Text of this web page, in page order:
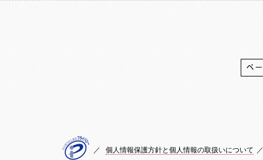
／ 個人情報保護方針と個人情報の取扱いについて ／